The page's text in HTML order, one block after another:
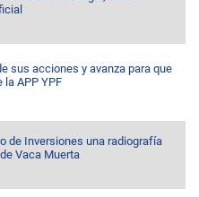
sus acciones y avanza para que
APP YPF
de Inversiones una radiografía
Vaca Muerta